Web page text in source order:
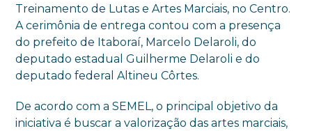
Treinamento de Lutas e Artes Marciais, no Centro.
A cerimônia de entrega contou com a presença
do prefeito de Itaboraí, Marcelo Delaroli, do
deputado estadual Guilherme Delaroli e do
deputado federal Altineu Côrtes.
De acordo com a SEMEL, o principal objetivo da
iniciativa é buscar a valorização das artes marciais,